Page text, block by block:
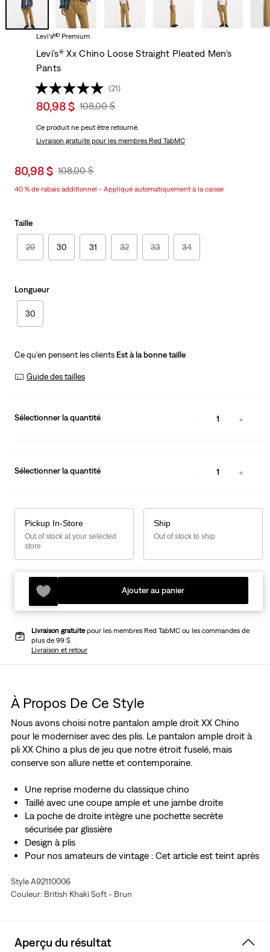
Levi'sᴹᴰ Premium
Levi's® Xx Chino Loose Straight Pleated Men's
Pants
(21)
Sale
is
80,98 $ Original
Was
108,00 $
Ce produit ne peut être retourné.
Livraison gratuitepour les membres Red TabMC
Sale
is
80,98 $ Original
108,00 $
40 % de rabais additionnel - Appliqué automatiquement à la caisse
Taille
29 30 31 32 33 34
Longueur
30
Ce qu’en pensent les clients Est à la bonne taille
Guide des tailles
Sélectionner la quantité 1
Sélectionner la quantité 1
Pickup In-Store
Out of stock at your selected
store
Ship
Out of stock to ship
Ajouter au panier
Livraison gratuitepour les membres Red TabMC ou les commandes de
plus de 99 $
Livraison et retour
À Propos De Ce Style
Nous avons choisi notre pantalon ample droit XX Chino
pour le moderniser avec des plis. Le pantalon ample droit à
pli XX Chino a plus de jeu que notre étroit fuselé, mais
conserve son allure nette et contemporaine.
Une reprise moderne du classique chino
Taillé avec une coupe ample et une jambe droite
La poche de droite intègre une pochette secrète
sécurisée par glissière
Design à plis
Pour nos amateurs de vintage : Cet article est teint après
et un look habité.
Style A92110006
Couleur: British Khaki Soft - Brun
Aperçu du résultat